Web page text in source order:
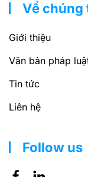
Về chúng
Giới thiệu
Văn bản pháp
Tin tức
Liên hệ
Follow us